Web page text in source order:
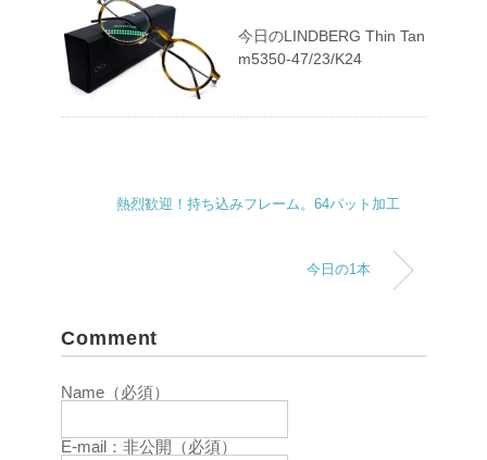
今日のLINDBERG Thin Tan
m5350-47/23/K24
熱烈歓迎！持ち込みフレーム。64パット加工
今日の1本
Comment
Name（必須）
E-mail：非公開（必須）